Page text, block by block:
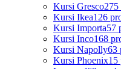
Kursi Gresco275
Kursi Ikea126
Kursi Importa57
Kursi Inco168
Kursi Napolly63
Kursi Phoenix15